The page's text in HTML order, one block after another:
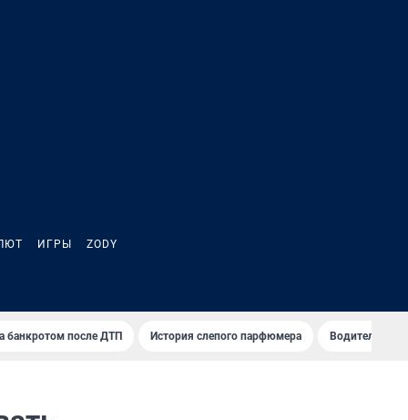
ИГРЫ ZODY
банкротом после ДТП История слепого парфюмера Водители